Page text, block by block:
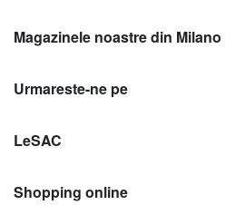
Magazinele noastre din Milano
Urmareste-ne pe
LeSAC
Shopping online